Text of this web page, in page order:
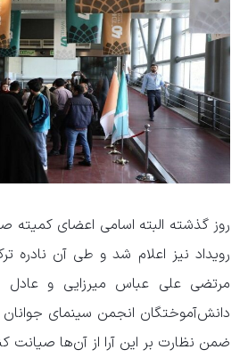
روز گذشته البته اسامی اعضای کمیته
رویداد نیز اعلام شد و طی آن نادره
مرتضی علی عباس میرزایی و عادل
دانش‌آموختگان انجمن سینمای جوانان
ضمن نظارت بر این آرا از آن‌ها صیانت